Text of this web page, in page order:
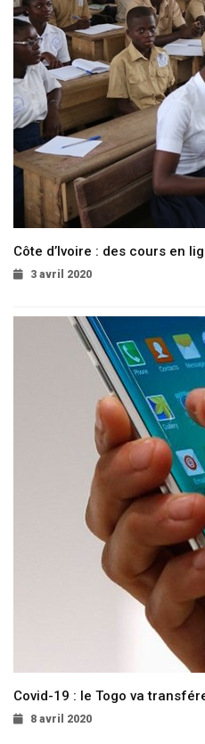
Côte d’Ivoire : des cours en
3 avril 2020
Covid-19 : le Togo va
8 avril 2020